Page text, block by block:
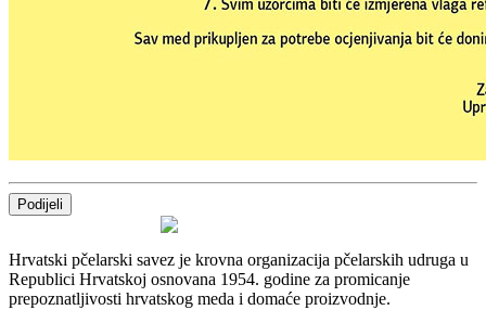
Podijeli
Hrvatski pčelarski savez je krovna organizacija pčelarskih udruga u
Republici Hrvatskoj osnovana 1954. godine za promicanje
prepoznatljivosti hrvatskog meda i domaće proizvodnje.